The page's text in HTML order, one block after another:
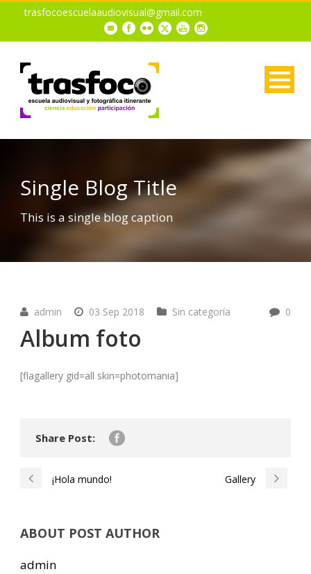
trasfocoescuelaaudiovisual@gmail.com
Single Blog Title
This is a single blog caption
admin 03 Sep 2018 Sin categoría 0
Album foto
[flagallery gid=all skin=photomania]
Share Post:
¡Hola mundo! Gallery
ABOUT POST AUTHOR
admin